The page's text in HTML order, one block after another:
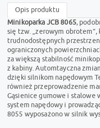
Opis produktu
Minikoparka JCB 8065,
się tzw. „zerowym
trudnodostępnych
ograniczonych
za większą stabilność
z kabiny. Automtayczna
dzięki silnikom napędowym
również przeprowadzenie
Gąsienice gumowe i stalowe
system napędowy i
8055 wyposażono w silnik